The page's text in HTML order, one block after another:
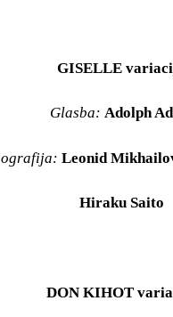
GISELLE
Glasba: Adolph
Leonid
Hiraku Saito
DON KIHOT